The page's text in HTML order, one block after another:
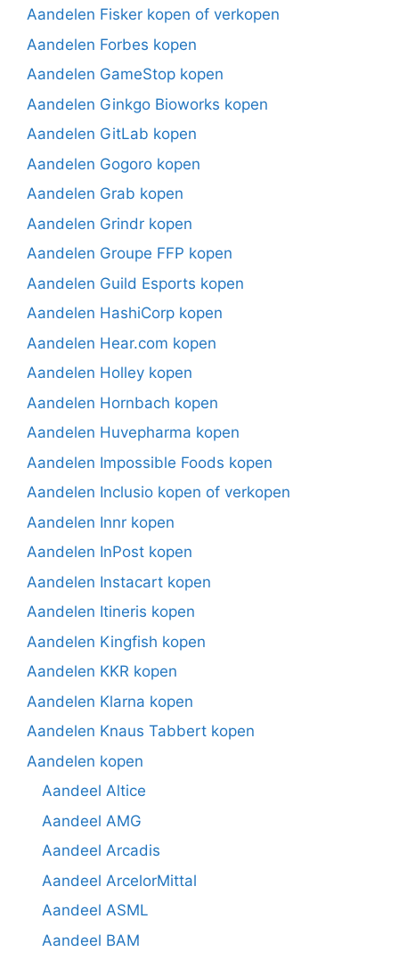
Aandelen Fisker kopen of verkopen
Aandelen Forbes kopen
Aandelen GameStop kopen
Aandelen Ginkgo Bioworks kopen
Aandelen GitLab kopen
Aandelen Gogoro kopen
Aandelen Grab kopen
Aandelen Grindr kopen
Aandelen Groupe FFP kopen
Aandelen Guild Esports kopen
Aandelen HashiCorp kopen
Aandelen Hear.com kopen
Aandelen Holley kopen
Aandelen Hornbach kopen
Aandelen Huvepharma kopen
Aandelen Impossible Foods kopen
Aandelen Inclusio kopen of verkopen
Aandelen Innr kopen
Aandelen InPost kopen
Aandelen Instacart kopen
Aandelen Itineris kopen
Aandelen Kingfish kopen
Aandelen KKR kopen
Aandelen Klarna kopen
Aandelen Knaus Tabbert kopen
Aandelen kopen
Aandeel Altice
Aandeel AMG
Aandeel Arcadis
Aandeel ArcelorMittal
Aandeel ASML
Aandeel BAM